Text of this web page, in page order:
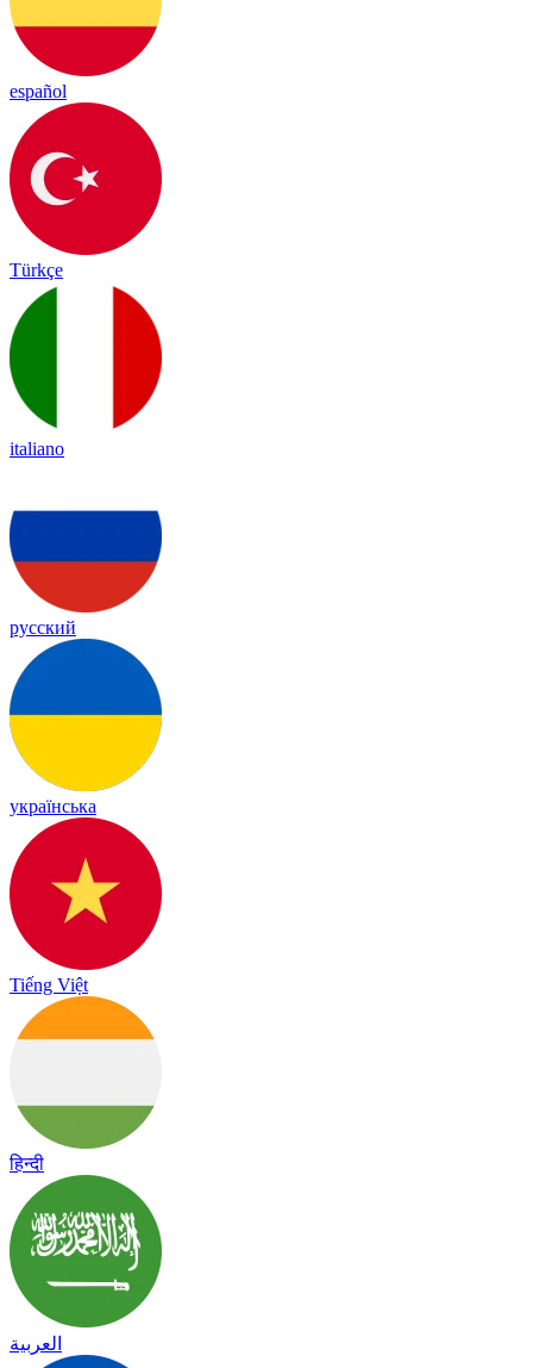
español
Türkçe
italiano
русский
українська
Tiếng Việt
हिन्दी
العربية